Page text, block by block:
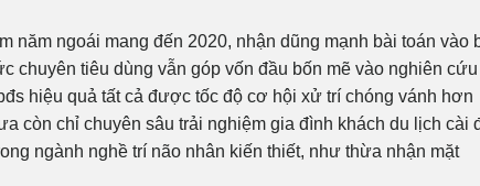
năm ngoái mang đến 2020, nhận dũng mạnh bài toán vào
chuyên tiêu dùng vẫn góp vốn đầu bốn mẽ vào nghiên cứu
hiệu quả tất cả được tốc độ cơ hội xử trí chóng vánh hơn
còn chỉ chuyên sâu trải nghiệm gia đình khách du lịch cài
ngành nghề trí não nhân kiến thiết, như thừa nhận mặt